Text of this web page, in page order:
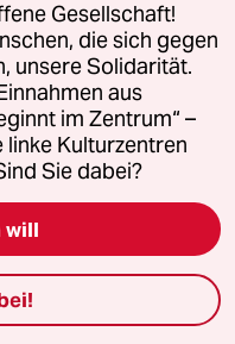
Gesellschaft!
die sich gegen
unsere Solidarität.
aus
im Zentrum“ –
Kulturzentren
Sie dabei?
will